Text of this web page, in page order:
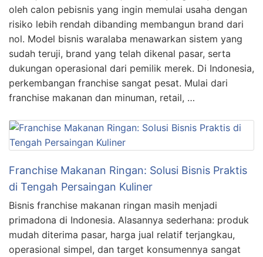
oleh calon pebisnis yang ingin memulai usaha dengan
risiko lebih rendah dibanding membangun brand dari
nol. Model bisnis waralaba menawarkan sistem yang
sudah teruji, brand yang telah dikenal pasar, serta
dukungan operasional dari pemilik merek. Di Indonesia,
perkembangan franchise sangat pesat. Mulai dari
franchise makanan dan minuman, retail, …
Franchise Makanan Ringan: Solusi Bisnis Praktis
di Tengah Persaingan Kuliner
Bisnis franchise makanan ringan masih menjadi
primadona di Indonesia. Alasannya sederhana: produk
mudah diterima pasar, harga jual relatif terjangkau,
operasional simpel, dan target konsumennya sangat